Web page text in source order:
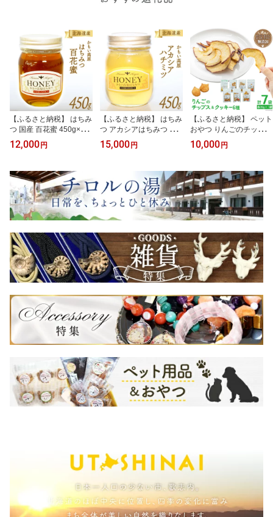
【ふるさと納税】 はちみ
つ 国産 百花蜜 450g×1本
[吉田養蜂園 北海道 歌志
内市 01227ah007] はち
ー かもい高原 国産 非加
熱 スイーツ デザート ト
ースト ホットケーキ ふ
るさと納税
12,000円
【ふるさと納税】 はちみ
つ アカシアはちみつ 450
g 1本 [吉田養蜂園 北海道
歌志内市 01227ah006]
ハニー かもい高原 国産
非加熱 スイーツ デザー
ト トースト ホットケー
キ ふるさと納税
15,000円
【ふるさと納税】 ペット
おやつ りんごのチップス
& クッキー6種 各20g 1袋
計7袋 [ピーチアンドフラ
227ae004] ペットフード
ドッグフード 犬 いぬ 犬
用 愛犬 おやつ チップス
チップ クッキー ふるさ
と納税
10,000円